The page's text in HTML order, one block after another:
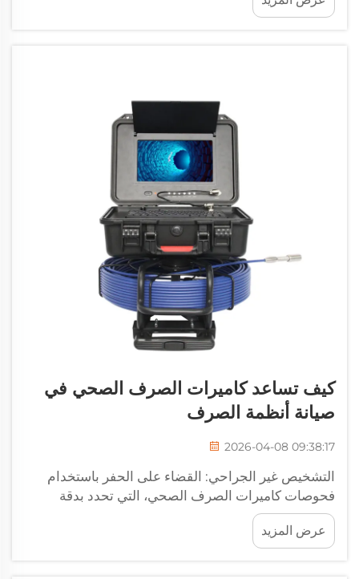
كواشف المياه الحديثة في الآبار الرأسية على ثلاثة مبادئ
جيوفيزيائية تكميلية لتحديد مواقع المياه الجوفية...
كيف تساعد كاميرات الصرف الصحي في
صيانة أنظمة الصرف
2026-04-08 09:38:17
التشخيص غير الجراحي: القضاء على الحفر باستخدام
فحوصات كاميرات الصرف الصحي، التي تحدد بدقة
وموقع الانسدادات والشقوق ودخول الجذور في الوقت
الفعلي. وتوفّر فحوصات كاميرات الصرف الصحي الحديثة
صورًا عالية الدقة تكشف مشكلات الأنابيب في الوقت
عرض المزيد